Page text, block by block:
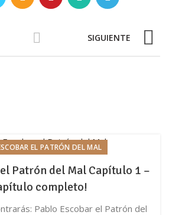
SIGUIENTE
EL PATRÓN DEL MAL
Patrón del Mal Capítulo 1 –
completo!
Pablo Escobar el Patrón del